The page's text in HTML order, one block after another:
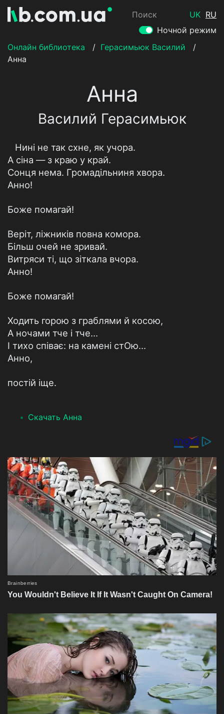
Поиск UK RU
Ночной режим
Онлайн библиотека
/ Герасимьюк Василий
/
Анна
Анна
Василий Герасимьюк
Нині не так схне, як учора.
А сіна — з краю у край.
Сонця нема. Громадільниня хвора.
Анно!
Боже помагай!
Веріт, ліжників повна комора.
Більш очей не зривай.
Витряси ті, що зіткала вчора.
Анно!
Боже помагай!
Ходить горою з граблями й косою,
А ночами тче і тче…
І тихо співає: на камені стОю…
Анно,
постій іще.
Скачать Анна